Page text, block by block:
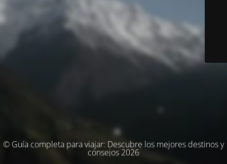
© Guía completa para viajar: Descubre los mejores destinos y
consejos 2026